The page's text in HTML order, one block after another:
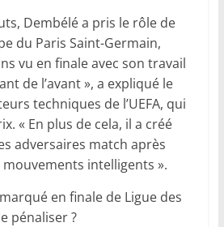
Dembélé a pris le rôle de
du Paris Saint-Germain,
vu en finale avec son travail
de l’avant », a expliqué le
techniques de l’UEFA, qui
« En plus de cela, il a créé
adversaires match après
mouvements intelligents ».
en finale de Ligue des
pénaliser ?